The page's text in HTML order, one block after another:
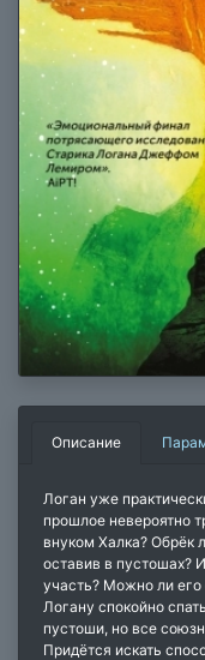
Описание
Логан уже
прошлое невероятно
внуком Халка? Обрёк
оставив в пустошах?
участь? Можно ли его
Логану спокойно
пустоши, но все
Придётся искать